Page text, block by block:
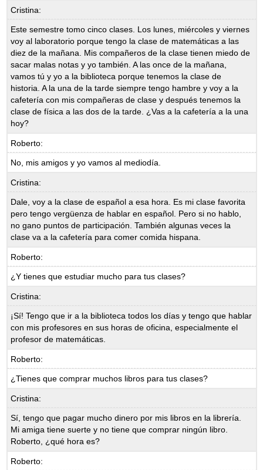
Cristina:
Este semestre tomo cinco clases. Los lunes, miércoles y viernes
voy al laboratorio porque tengo la clase de matemáticas a las
diez de la mañana. Mis compañeros de la clase tienen miedo de
sacar malas notas y yo también. A las once de la mañana,
vamos tú y yo a la biblioteca porque tenemos la clase de
historia. A la una de la tarde siempre tengo hambre y voy a la
cafetería con mis compañeras de clase y después tenemos la
clase de física a las dos de la tarde. ¿Vas a la cafetería a la una
hoy?
Roberto:
No, mis amigos y yo vamos al mediodía.
Cristina:
Dale, voy a la clase de español a esa hora. Es mi clase favorita
pero tengo vergüenza de hablar en español. Pero si no hablo,
no gano puntos de participación. También algunas veces la
clase va a la cafetería para comer comida hispana.
Roberto:
¿Y tienes que estudiar mucho para tus clases?
Cristina:
¡Sí! Tengo que ir a la biblioteca todos los días y tengo que hablar
con mis profesores en sus horas de oficina, especialmente el
profesor de matemáticas.
Roberto:
¿Tienes que comprar muchos libros para tus clases?
Cristina:
Sí, tengo que pagar mucho dinero por mis libros en la librería.
Mi amiga tiene suerte y no tiene que comprar ningún libro.
Roberto, ¿qué hora es?
Roberto: